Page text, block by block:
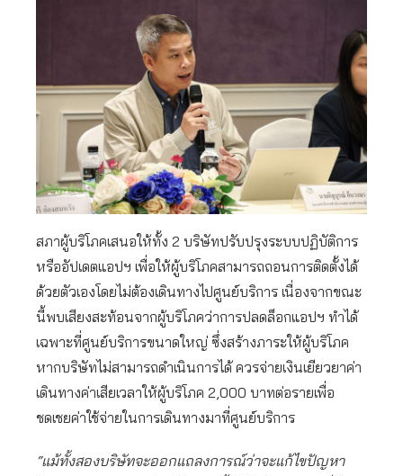
สภาผู้บริโภคเสนอให้ทั้ง 2 บริษัทปรับปรุงระบบปฏิบัติการ
หรืออัปเดตแอปฯ เพื่อให้ผู้บริโภคสามารถถอนการติดตั้งได้
ด้วยตัวเองโดยไม่ต้องเดินทางไปศูนย์บริการ เนื่องจากขณะ
นี้พบเสียงสะท้อนจากผู้บริโภคว่าการปลดล็อกแอปฯ ทำได้
เฉพาะที่ศูนย์บริการขนาดใหญ่ ซึ่งสร้างภาระให้ผู้บริโภค
หากบริษัทไม่สามารถดำเนินการได้ ควรจ่ายเงินเยียวยาค่า
เดินทางค่าเสียเวลาให้ผู้บริโภค 2,000 บาทต่อรายเพื่อ
ชดเชยค่าใช้จ่ายในการเดินทางมาที่ศูนย์บริการ
“แม้ทั้งสองบริษัทจะออกแถลงการณ์ว่าจะแก้ไขปัญหา